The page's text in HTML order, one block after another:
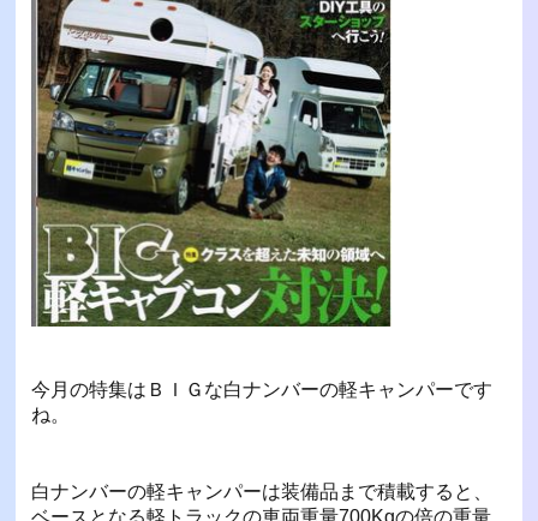
今月の特集はＢＩＧな白ナンバーの軽キャンパーです
ね。
白ナンバーの軽キャンパーは装備品まで積載すると、
ベースとなる軽トラックの車両重量700Kgの倍の重量